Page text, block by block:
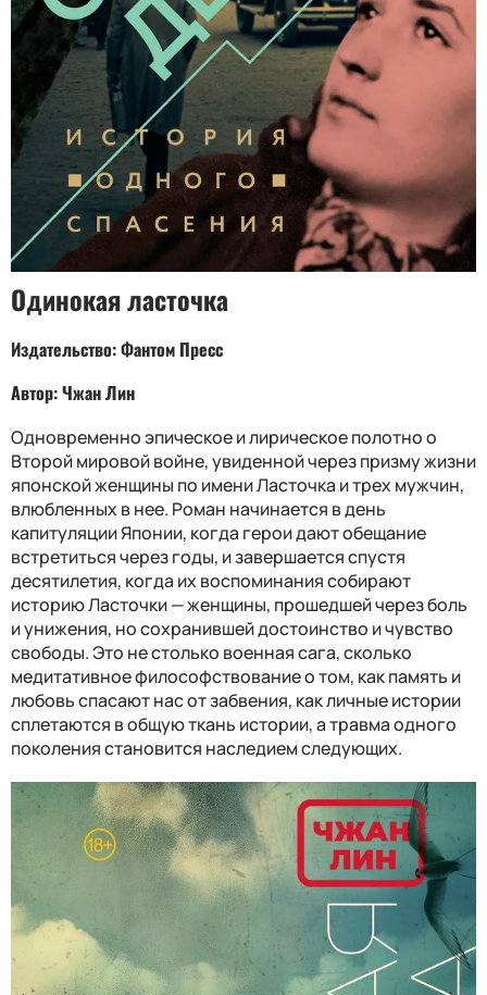
Одинокая ласточка
Издательство: Фантом Пресс
Автор: Чжан Лин
Одновременно эпическое и лирическое полотно о
Второй мировой войне, увиденной через призму жизни
японской женщины по имени Ласточка и трех мужчин,
влюбленных в нее. Роман начинается в день
капитуляции Японии, когда герои дают обещание
встретиться через годы, и завершается спустя
десятилетия, когда их воспоминания собирают
историю Ласточки — женщины, прошедшей через боль
и унижения, но сохранившей достоинство и чувство
свободы. Это не столько военная сага, сколько
медитативное философствование о том, как память и
любовь спасают нас от забвения, как личные истории
сплетаются в общую ткань истории, а травма одного
поколения становится наследием следующих.